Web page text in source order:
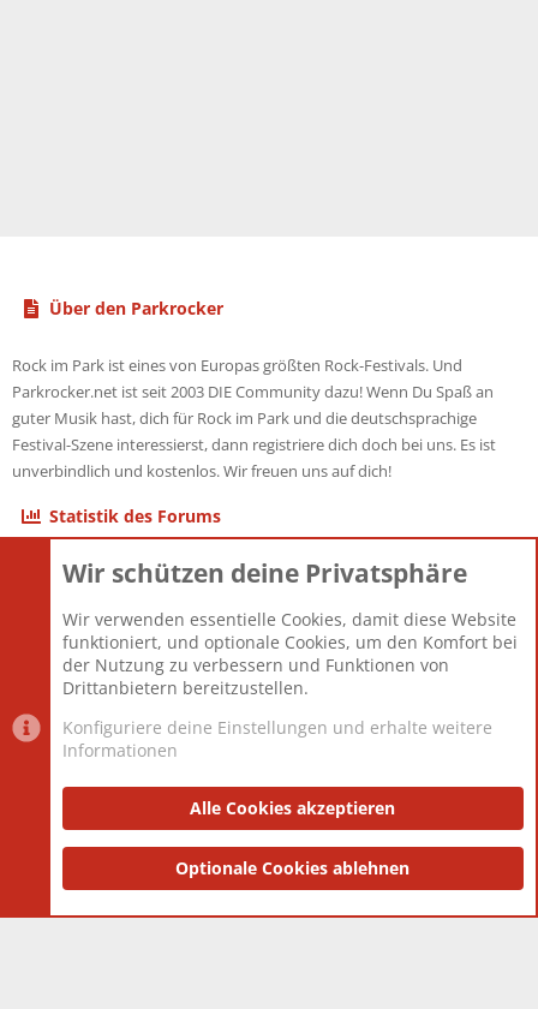
Über den Parkrocker
Rock im Park ist eines von Europas größten Rock-Festivals. Und
Parkrocker.net ist seit 2003 DIE Community dazu! Wenn Du Spaß an
guter Musik hast, dich für Rock im Park und die deutschsprachige
Festival-Szene interessierst, dann registriere dich doch bei uns. Es ist
unverbindlich und kostenlos. Wir freuen uns auf dich!
Statistik des Forums
Themen
Mitglieder
12.425
Neuestes Mitglied
Toddster85
Datenschutzerklärung Impressum
Community platform by XenForo® © 2010-2025 XenForo Ltd.
and add-ons by ThemeHouse
Wir schützen deine Privatsphäre
Wir verwenden essentielle Cookies, damit diese Website
funktioniert, und optionale Cookies, um den Komfort bei
der Nutzung zu verbessern und Funktionen von
Drittanbietern bereitzustellen.
Konfiguriere deine Einstellungen und erhalte weitere
Informationen
Alle Cookies akzeptieren
Optionale Cookies ablehnen